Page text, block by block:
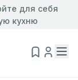
для себя
кухню